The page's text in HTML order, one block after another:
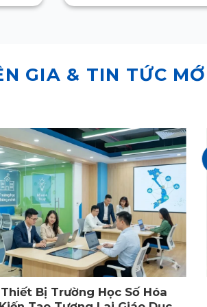
GIA & TIN TỨC
Bị Trường Học Số Hóa